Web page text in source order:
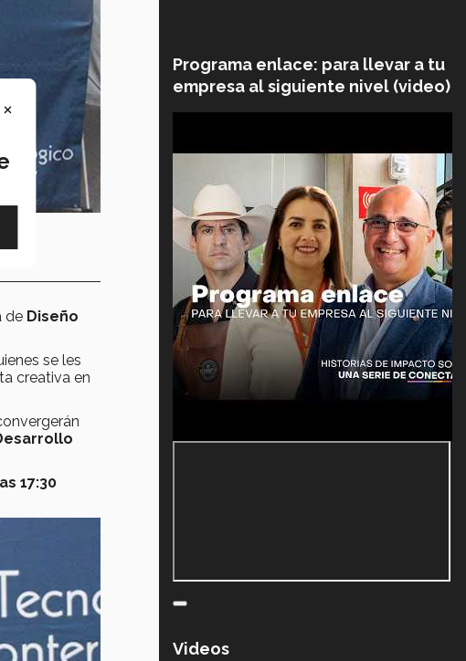
de Diseño
se les
creativa en
17:30
Programa enlace: para llevar a tu
empresa al siguiente nivel (video)
Videos
×